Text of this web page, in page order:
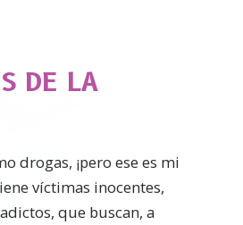
DE LA
drogas, ¡pero ese es mi
víctimas inocentes,
que buscan, a